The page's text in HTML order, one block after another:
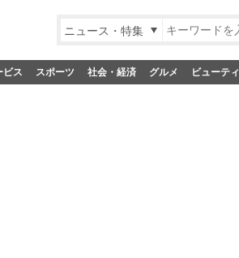
ニュース・特集
ビス スポーツ 社会・経済 グルメ ビューティ